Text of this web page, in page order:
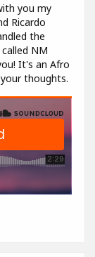
you my
Ricardo
the
NM
It's an Afro
thoughts.